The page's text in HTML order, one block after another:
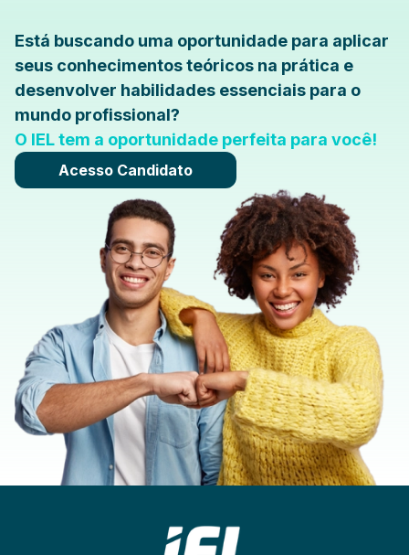
Está buscando uma oportunidade para aplicar
seus conhecimentos teóricos na prática e
desenvolver habilidades essenciais para o
mundo profissional?
O IEL tem a oportunidade perfeita para você!
Acesso Candidato